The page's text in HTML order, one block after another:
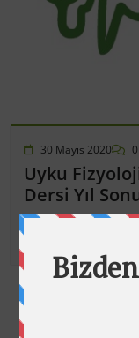
30 Mayıs 2020 0
Uyku
Dersi Yıl